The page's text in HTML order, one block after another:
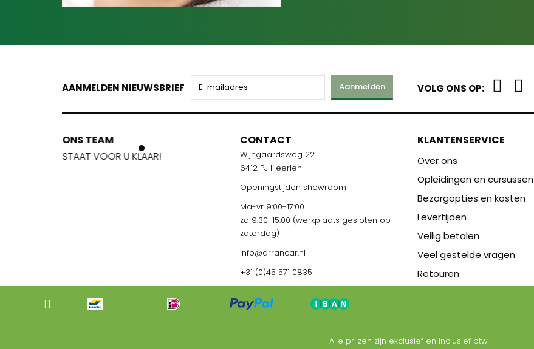
AANMELDEN NIEUWSBRIEF Aanmelden VOLG ONS OP:
ONS TEAM
STAAT VOOR U KLAAR!
ONS TEAM
STAAT VOOR U KLAAR!
CONTACT
Wijngaardsweg 22
6412 PJ Heerlen
Openingstijden showroom
Ma-vr 9:00-17:00
za 9:30-15:00 (werkplaats gesloten op
zaterdag)
info@arrancar.nl
+31 (0)45 571 0835
KLANTENSERVICE
Over ons
Opleidingen en cursussen
Bezorgopties en kosten
Levertijden
Veilig betalen
Veel gestelde vragen
Retouren
Alle prijzen zijn exclusief en inclusief btw